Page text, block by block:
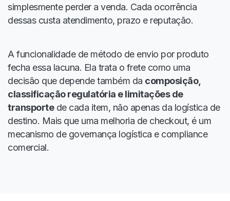
simplesmente perder a venda. Cada ocorrência
dessas custa atendimento, prazo e reputação.
A funcionalidade de método de envio por produto
fecha essa lacuna. Ela trata o frete como uma
decisão que depende também da composição,
classificação regulatória e limitações de
transportede cada item, não apenas da logística de
destino. Mais que uma melhoria de checkout, é um
mecanismo de governança logística e compliance
comercial.